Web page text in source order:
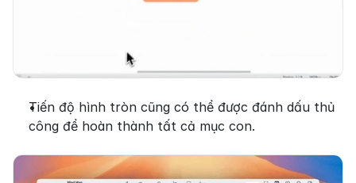
Tiến độ hình tròn cũng có thể được đánh dấu thủ
công để hoàn thành tất cả mục con.